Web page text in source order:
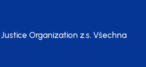
Organization z.s.Všechna